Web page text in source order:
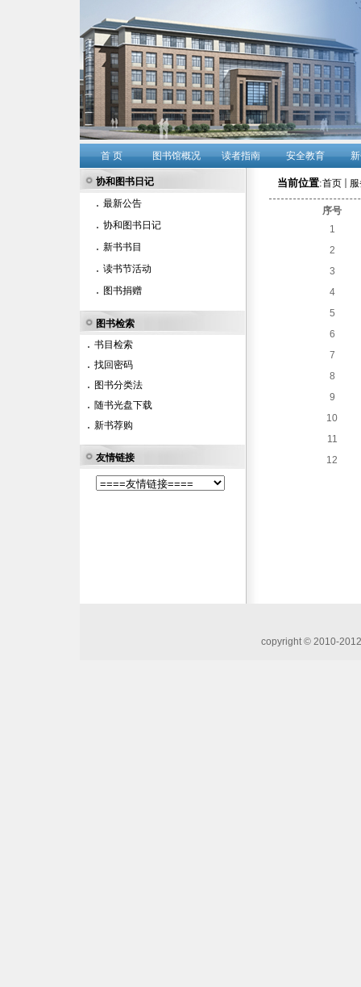
首 页 图书馆概况 读者指南 安全教育
协和图书日记
最新公告
协和图书日记
新书书目
读书节活动
图书捐赠
图书检索
书目检索
找回密码
图书分类法
随书光盘下载
新书荐购
友情链接
当前位置:首页
序号
1
2
3
4
5
6
7
8
9
10
11
12
copyright © 2010-